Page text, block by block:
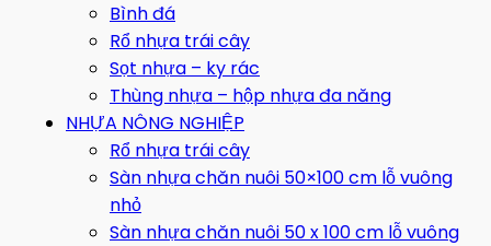
Bình đá
Rổ nhựa trái cây
Sọt nhựa – ky rác
Thùng nhựa – hộp nhựa đa năng
NHỰA NÔNG NGHIỆP
Rổ nhựa trái cây
Sàn nhựa chăn nuôi 50×100 cm lỗ vuông
nhỏ
Sàn nhựa chăn nuôi 50 x 100 cm lỗ vuông